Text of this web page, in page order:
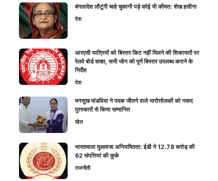
बंगलादेश लौटूंगी चाहे चुकानी पड़े कोई भी कीमत: शेख हसीना
देश
आरएसी यात्रियों को बिस्तर किट नहीं मिलने की शिकायतों पर
रेलवे बोर्ड सख्त, सभी जोन को पूर्ण बिस्तर उपलब्ध कराने के
निर्देश
देश
मनसुख मांडविया ने पदक जीतने वाले भारोत्तोलकों को नकद
पुरस्कारों से किया सम्मानित
खेल
भारतमाला मुआवजा अनियमितता: ईडी ने 12.78 करोड़ की
62 संपत्तियां की कुर्क
राजनीती